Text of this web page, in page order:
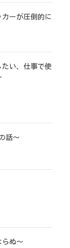
ーが圧倒的に
い、仕事で使
話～
ぬ～